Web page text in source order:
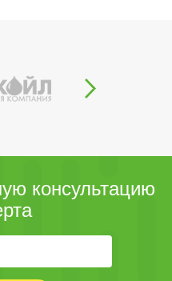
консультацию